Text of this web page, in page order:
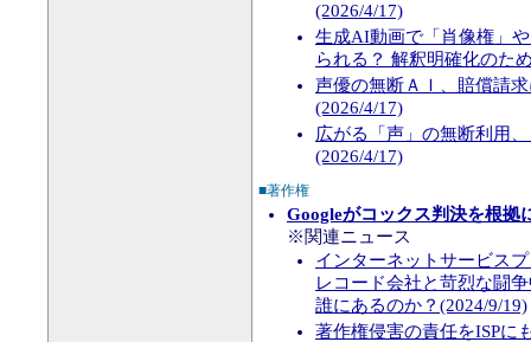
(2026/4/17)
生成AI動画で「肖像権」
られる？ 解釈明確化のた
声優の無断ＡＩ、賠償請
(2026/4/17)
広がる「声」の無断利用
(2026/4/17)
■著作権
Googleがコックス判決を根拠
※関連ニュース
インターネットサービス
レコード会社と苛烈な闘
誰にあるのか？(2024/9/19)
著作権侵害の責任をISPに